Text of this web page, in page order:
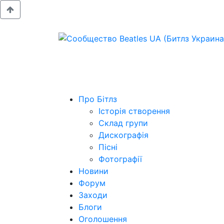
Про Бітлз
Історія створення
Склад групи
Дискографія
Пісні
Фотографії
Новини
Форум
Заходи
Блоги
Оголошення